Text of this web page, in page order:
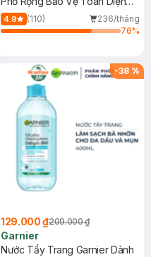
40ml
4.9 (110)
236/tháng
76%
-38 %
129.000 ₫209.000 ₫
Garnier
Nước Tẩy Trang Garnier Dành